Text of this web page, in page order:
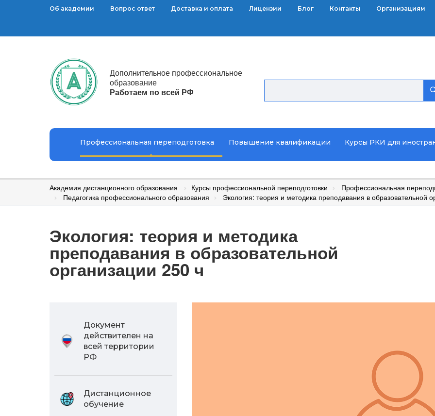
Организациям
Контакты
Блог
Лицензии
Доставка и оплата
Вопрос ответ
Об академии
Дополнительное профессиональное
образование
Работаем по всей РФ
Профессиональная переподготовка Повышение квалификации Курсы РКИ для
Академия дистанционного образования Курсы профессиональной переподготовки
Профессиональная
Педагогика профессионального образования
Экология: теория и методика преподавания в образовательной
Экология: теория и методика
преподавания в образовательной
организации 250 ч
Документ
действителен на
всей территории
РФ
Дистанционное
обучение